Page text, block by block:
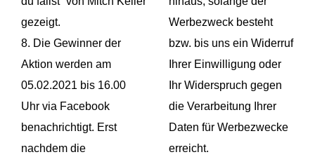
gezeigt.
8. Die Gewinner der
Aktion werden am
05.02.2021 bis 16.00
Uhr via Facebook
benachrichtigt. Erst
nachdem die
Werbezweck besteht
bzw. bis uns ein Widerruf
Ihrer Einwilligung oder
Ihr Widerspruch gegen
die Verarbeitung Ihrer
Daten für Werbezwecke
erreicht.